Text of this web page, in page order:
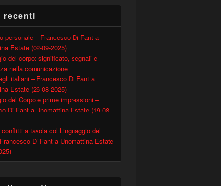
edizione
recenti
personale – Francesco Di Fant a
Estate (02-09-2025)
del corpo: significato, segnali e
nella comunicazione
italiani – Francesco Di Fant a
Estate (26-08-2025)
del Corpo e prime impressioni –
Di Fant a Unomattina Estate (19-08-
a tavola col Linguaggio del
Di Fant a Unomattina Estate